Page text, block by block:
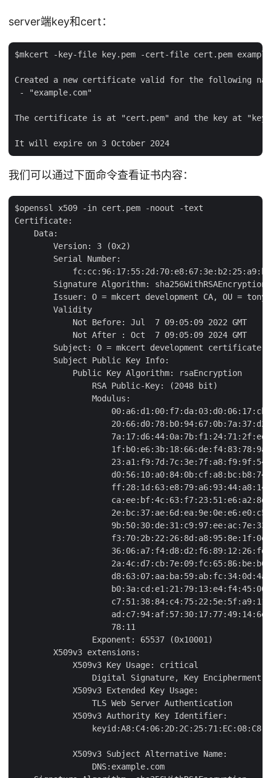
server端key和cert：
$mkcert -key-file key.pem -cert-file cert.pem
Created a new certificate valid for the following
- "example.com"
The certificate is at "cert.pem" and the key at
我们可以通过下面命令查看证书内容：
$openssl x509 -in cert.pem -noout -text
Certificate:
    Data:
        Version: 3 (0x2)
        Serial Number:
        Signature Algorithm: sha256WithRSAEncryption
Issuer: O = mkcert development CA, OU =
        Validity
            Not Before: Jul  7 09:05:09 2022 GMT
            Not After : Oct  7 09:05:09 2024 GMT
Subject: O = mkcert development certificate,
        Subject Public Key Info:
            Public Key Algorithm: rsaEncryption
                RSA Public-Key: (2048 bit)
                Modulus:
                    78:11
                Exponent: 65537 (0x10001)
        X509v3 extensions:
            X509v3 Key Usage: critical
                Digital Signature, Key Encipherment
            X509v3 Extended Key Usage:
                TLS Web Server Authentication
            X509v3 Authority Key Identifier:
            X509v3 Subject Alternative Name:
                DNS:example.com